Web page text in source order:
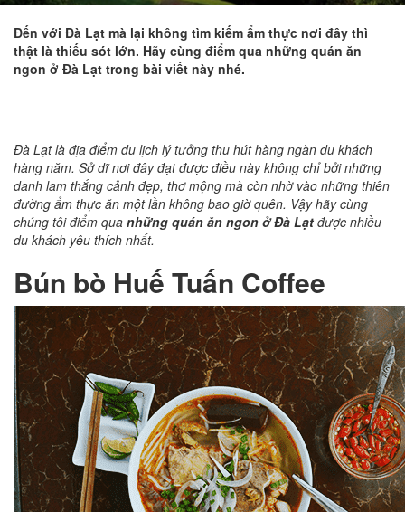
Đến với Đà Lạt mà lại không tìm kiếm ẩm thực nơi đây thì
thật là thiếu sót lớn. Hãy cùng điểm qua những quán ăn
ngon ở Đà Lạt trong bài viết này nhé.
Đà Lạt là địa điểm du lịch lý tưởng thu hút hàng ngàn du khách
hàng năm. Sở dĩ nơi đây đạt được điều này không chỉ bởi những
danh lam thắng cảnh đẹp, thơ mộng mà còn nhờ vào những thiên
đường ẩm thực ăn một lần không bao giờ quên. Vậy hãy cùng
chúng tôi điểm qua những quán ăn ngon ở Đà Lạt được nhiều
du khách yêu thích nhất.
Bún bò Huế Tuấn Coffee